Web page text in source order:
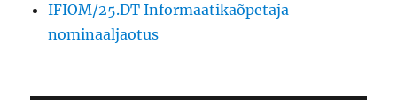
IFIOM/25.DT Informaatikaõpetaja
nominaaljaotus